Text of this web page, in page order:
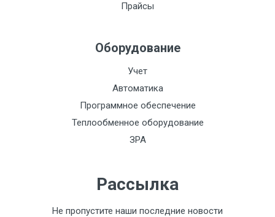
Прайсы
Оборудование
Учет
Автоматика
Программное обеспечение
Теплообменное оборудование
ЗРА
Рассылка
Не пропустите наши последние новости